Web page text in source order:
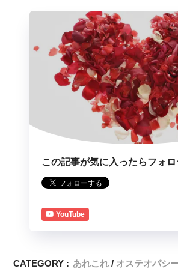
この記事が気に入ったらフォロ
YouTube
CATEGORY : あれこれ オステオパシ